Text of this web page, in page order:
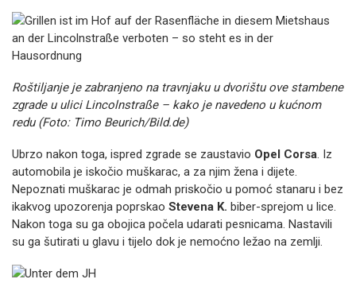
Roštiljanje je zabranjeno na travnjaku u dvorištu ove stambene
zgrade u ulici Lincolnstraße – kako je navedeno u kućnom
redu (Foto: Timo Beurich/Bild.de)
Ubrzo nakon toga, ispred zgrade se zaustavio Opel Corsa. Iz
automobila je iskočio muškarac, a za njim žena i dijete.
Nepoznati muškarac je odmah priskočio u pomoć stanaru i bez
ikakvog upozorenja poprskao Stevena K. biber-sprejom u lice.
Nakon toga su ga obojica počela udarati pesnicama. Nastavili
su ga šutirati u glavu i tijelo dok je nemoćno ležao na zemlji.